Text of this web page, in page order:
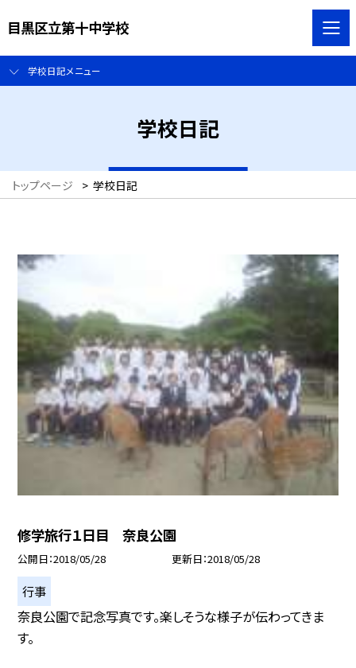
目黒区立第十中学校
学校日記メニュー
学校日記
トップページ > 学校日記
修学旅行１日目 奈良公園
公開日 2018/05/28 更新日 2018/05/28
行事
奈良公園で記念写真です。楽しそうな様子が伝わってきま
す。